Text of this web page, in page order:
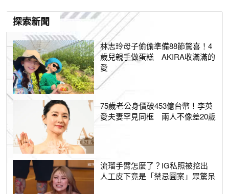
探索新聞
林志玲母子偷偷準備88節驚喜！4
歲兒親手做蛋糕 AKIRA收滿滿的
愛
75歲老公身價破453億台幣！李英
愛夫妻罕見同框 兩人不像差20歲
流瑠手臂怎麼了？IG私照被挖出
人工皮下竟是「禁忌圖案」眾驚呆